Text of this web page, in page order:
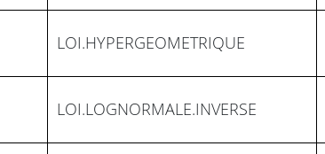
LOI.HYPERGEOMETRIQUE
LOI.LOGNORMALE.INVERSE